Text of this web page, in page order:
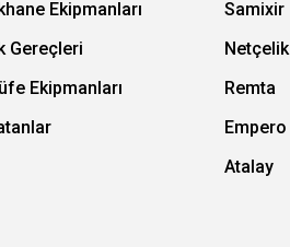
Ekipmanları
Gereçleri
Ekipmanları
Samixir
Netçelik
Remta
Empero
Atalay